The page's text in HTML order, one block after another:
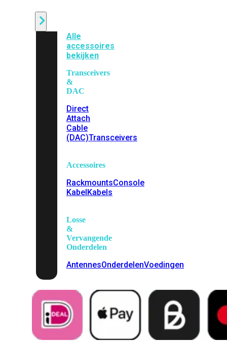
Alle
accessoires
bekijken
Transceivers
&
DAC
Direct
Attach
Cable
(DAC)Transceivers
Accessoires
RackmountsConsole
KabelKabels
Losse
&
Vervangende
Onderdelen
AntennesOnderdelenVoedingen